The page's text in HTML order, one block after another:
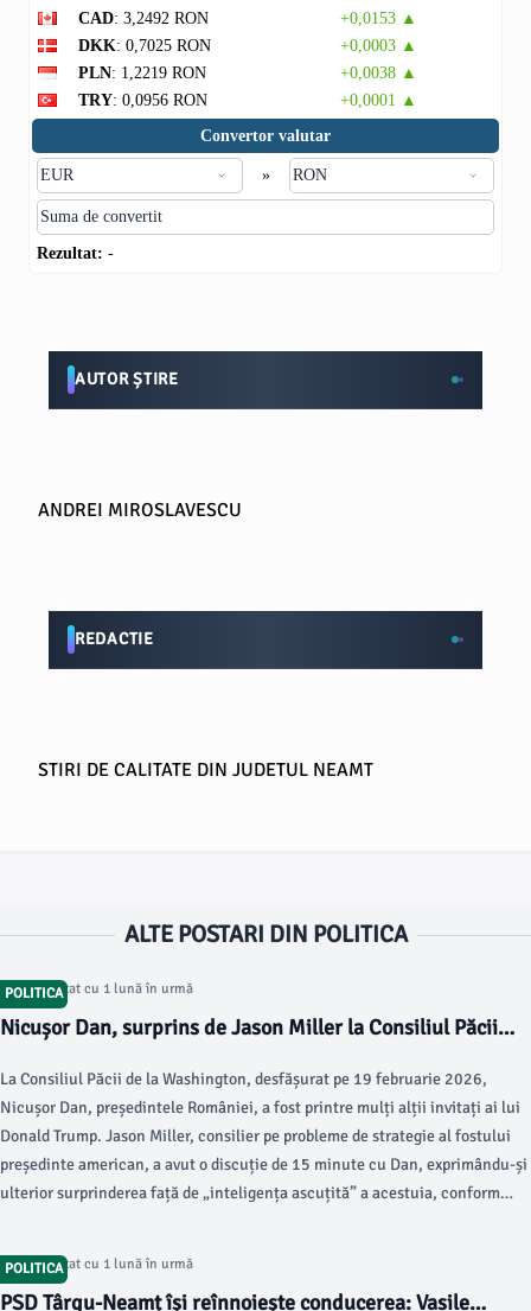
CAD: 3,2492 RON
+0,0153 ▲
DKK: 0,7025 RON
+0,0003 ▲
PLN: 1,2219 RON
+0,0038 ▲
TRY: 0,0956 RON
+0,0001 ▲
Convertor valutar
»
Rezultat: -
AUTOR ȘTIRE
ANDREI MIROSLAVESCU
REDACTIE
STIRI DE CALITATE DIN JUDETUL NEAMT
ALTE POSTARI DIN POLITICA
POLITICA
Articol postat cu 1 lună în urmă
Nicușor Dan, surprins de Jason Miller la Consiliul Păcii
La Consiliul Păcii de la Washington, desfășurat pe 19 februarie 2026,
Nicușor Dan, președintele României, a fost printre mulți alții invitați ai lui
Donald Trump. Jason Miller, consilier pe probleme de strategie al fostului
președinte american, a avut o discuție de 15 minute cu Dan, exprimându-și
ulterior surprinderea față de „inteligența ascuțită” a acestuia, conform
POLITICA
Articol postat cu 1 lună în urmă
PSD Târgu-Neamț își reînnoiește conducerea: Vasile